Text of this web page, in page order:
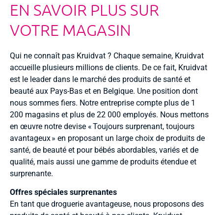
EN SAVOIR PLUS SUR
VOTRE MAGASIN
Qui ne connaît pas Kruidvat ? Chaque semaine, Kruidvat
accueille plusieurs millions de clients. De ce fait, Kruidvat
est le leader dans le marché des produits de santé et
beauté aux Pays-Bas et en Belgique. Une position dont
nous sommes fiers. Notre entreprise compte plus de 1
200 magasins et plus de 22 000 employés. Nous mettons
en œuvre notre devise « Toujours surprenant, toujours
avantageux » en proposant un large choix de produits de
santé, de beauté et pour bébés abordables, variés et de
qualité, mais aussi une gamme de produits étendue et
surprenante.
Offres spéciales surprenantes
En tant que droguerie avantageuse, nous proposons des